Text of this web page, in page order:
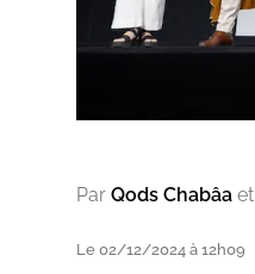
Par Qods Chabâa et
Le 02/12/2024 à 12h09